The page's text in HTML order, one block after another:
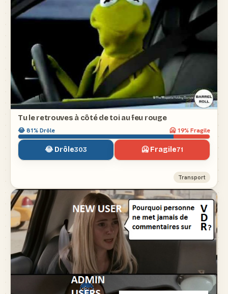
Tu le retrouves à côté de toi au feu rouge
😂81% Drôle 🥶19% Fragile
😂 Drôle303 🥶 Fragile71
Transport